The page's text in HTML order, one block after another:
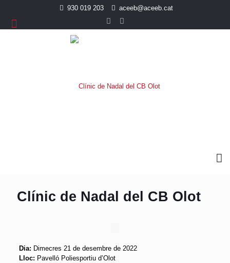
930 019 203 aceeb@aceeb.cat
Clínic de Nadal del CB Olot
Dia: Dimecres 21 de desembre de 2022
Lloc: Pavelló Poliesportiu d’Olot